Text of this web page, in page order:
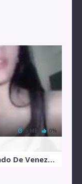
5 MB 0%
Pack 0014: Video Filtrado De Venezolana